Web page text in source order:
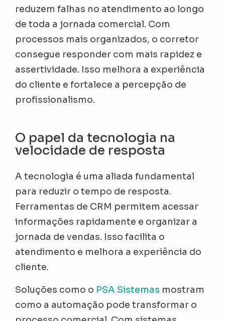
reduzem falhas no atendimento ao longo
de toda a jornada comercial. Com
processos mais organizados, o corretor
consegue responder com mais rapidez e
assertividade. Isso melhora a experiência
do cliente e fortalece a percepção de
profissionalismo.
O papel da tecnologia na
velocidade de resposta
A tecnologia é uma aliada fundamental
para reduzir o tempo de resposta.
Ferramentas de CRM permitem acessar
informações rapidamente e organizar a
jornada de vendas. Isso facilita o
atendimento e melhora a experiência do
cliente.
Soluções como o PSA Sistemas mostram
como a automação pode transformar o